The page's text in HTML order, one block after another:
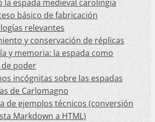
la espada medieval carolingia
básico de fabricación
relevantes
y conservación de réplicas
y memoria: la espada como
poder
incógnitas sobre las espadas
de Carlomagno
de ejemplos técnicos (conversión
Markdown a HTML)